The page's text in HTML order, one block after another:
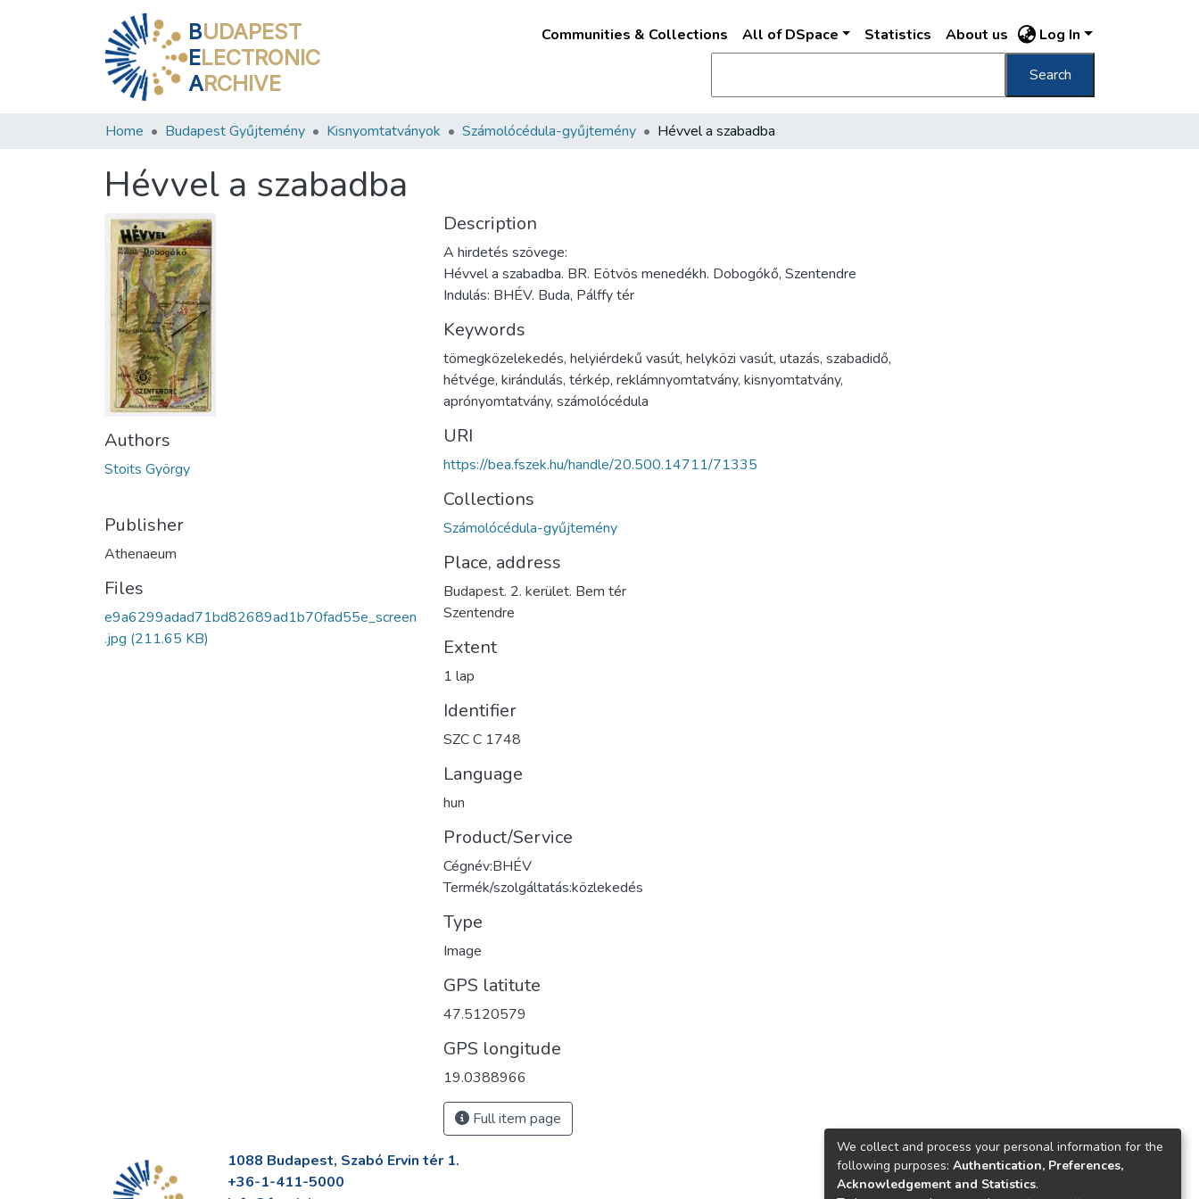
BUDAPEST
ELECTRONIC
ARCHIVE
Communities & Collections All of DSpace Statistics About us Log In
Search
Home Budapest Gyűjtemény Kisnyomtatványok Számolócédula-gyűjtemény Hévvel a szabadba
Hévvel a szabadba
Authors
Stoits György
Publisher
Athenaeum
Files
e9a6299adad71bd82689ad1b70fad55e_screen
.jpg (211.65 KB)
Description
A hirdetés szövege:
Hévvel a szabadba. BR. Eötvös menedékh. Dobogókő, Szentendre
Indulás: BHÉV. Buda, Pálffy tér
Keywords
tömegközelekedés, helyiérdekű vasút, helyközi vasút, utazás, szabadidő,
hétvége, kirándulás, térkép, reklámnyomtatvány, kisnyomtatvány,
aprónyomtatvány, számolócédula
URI
https://bea.fszek.hu/handle/20.500.14711/71335
Collections
Számolócédula-gyűjtemény
Place, address
Budapest. 2. kerület. Bem tér
Szentendre
Extent
1 lap
Identifier
SZC C 1748
Language
hun
Product/Service
Cégnév:BHÉV
Termék/szolgáltatás:közlekedés
Type
Image
GPS latitute
47.5120579
GPS longitude
19.0388966
Full item page
1088 Budapest, Szabó Ervin tér 1.
+36-1-411-5000
We collect and process your personal information for the
following purposes: Authentication, Preferences,
Acknowledgement and Statistics.